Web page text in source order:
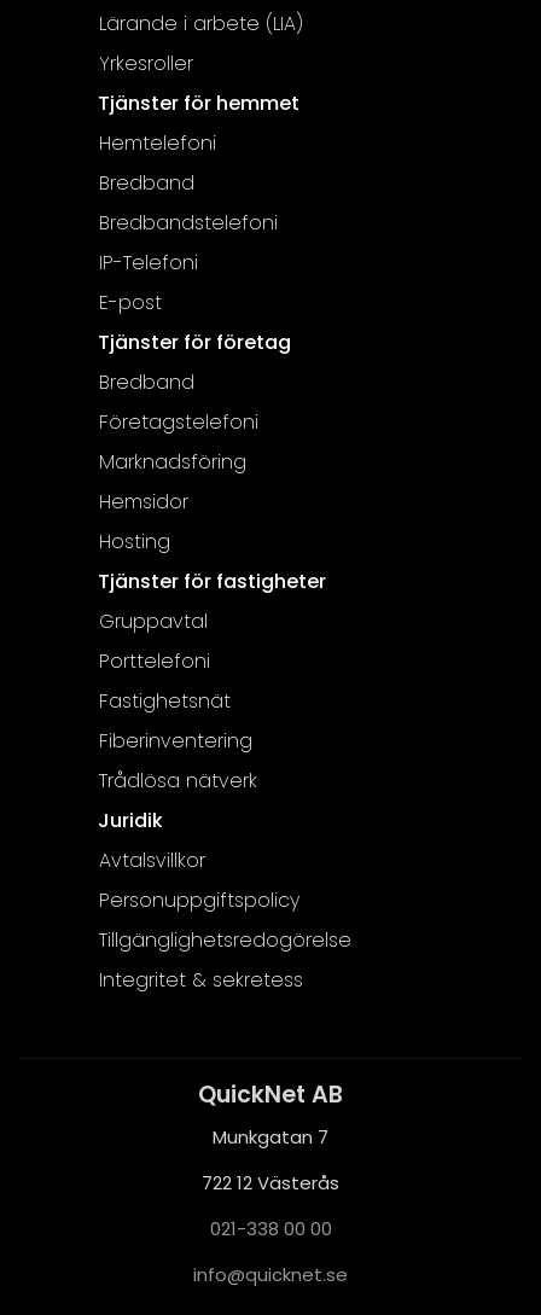
Lärande i arbete (LIA)
Yrkesroller
Tjänster för hemmet
Hemtelefoni
Bredband
Bredbandstelefoni
IP-Telefoni
E-post
Tjänster för företag
Bredband
Företagstelefoni
Marknadsföring
Hemsidor
Hosting
Tjänster för fastigheter
Gruppavtal
Porttelefoni
Fastighetsnät
Fiberinventering
Trådlösa nätverk
Juridik
Avtalsvillkor
Personuppgiftspolicy
Tillgänglighetsredogörelse
Integritet & sekretess
QuickNet AB
Munkgatan 7
722 12 Västerås
021-338 00 00
es.te
nkciu
q@ofn
i